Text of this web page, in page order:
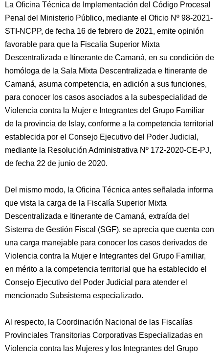
La Oficina Técnica de Implementación del Código Procesal
Penal del Ministerio Público, mediante el Oficio Nº 98-2021-
STI-NCPP, de fecha 16 de febrero de 2021, emite opinión
favorable para que la Fiscalía Superior Mixta
Descentralizada e Itinerante de Camaná, en su condición de
homóloga de la Sala Mixta Descentralizada e Itinerante de
Camaná, asuma competencia, en adición a sus funciones,
para conocer los casos asociados a la subespecialidad de
Violencia contra la Mujer e Integrantes del Grupo Familiar
de la provincia de Islay, conforme a la competencia territorial
establecida por el Consejo Ejecutivo del Poder Judicial,
mediante la Resolución Administrativa Nº 172-2020-CE-PJ,
de fecha 22 de junio de 2020.
Del mismo modo, la Oficina Técnica antes señalada informa
que vista la carga de la Fiscalía Superior Mixta
Descentralizada e Itinerante de Camaná, extraída del
Sistema de Gestión Fiscal (SGF), se aprecia que cuenta con
una carga manejable para conocer los casos derivados de
Violencia contra la Mujer e Integrantes del Grupo Familiar,
en mérito a la competencia territorial que ha establecido el
Consejo Ejecutivo del Poder Judicial para atender el
mencionado Subsistema especializado.
Al respecto, la Coordinación Nacional de las Fiscalías
Provinciales Transitorias Corporativas Especializadas en
Violencia contra las Mujeres y los Integrantes del Grupo